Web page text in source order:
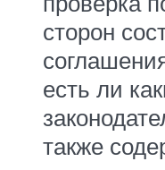
сторон
есть ли
также